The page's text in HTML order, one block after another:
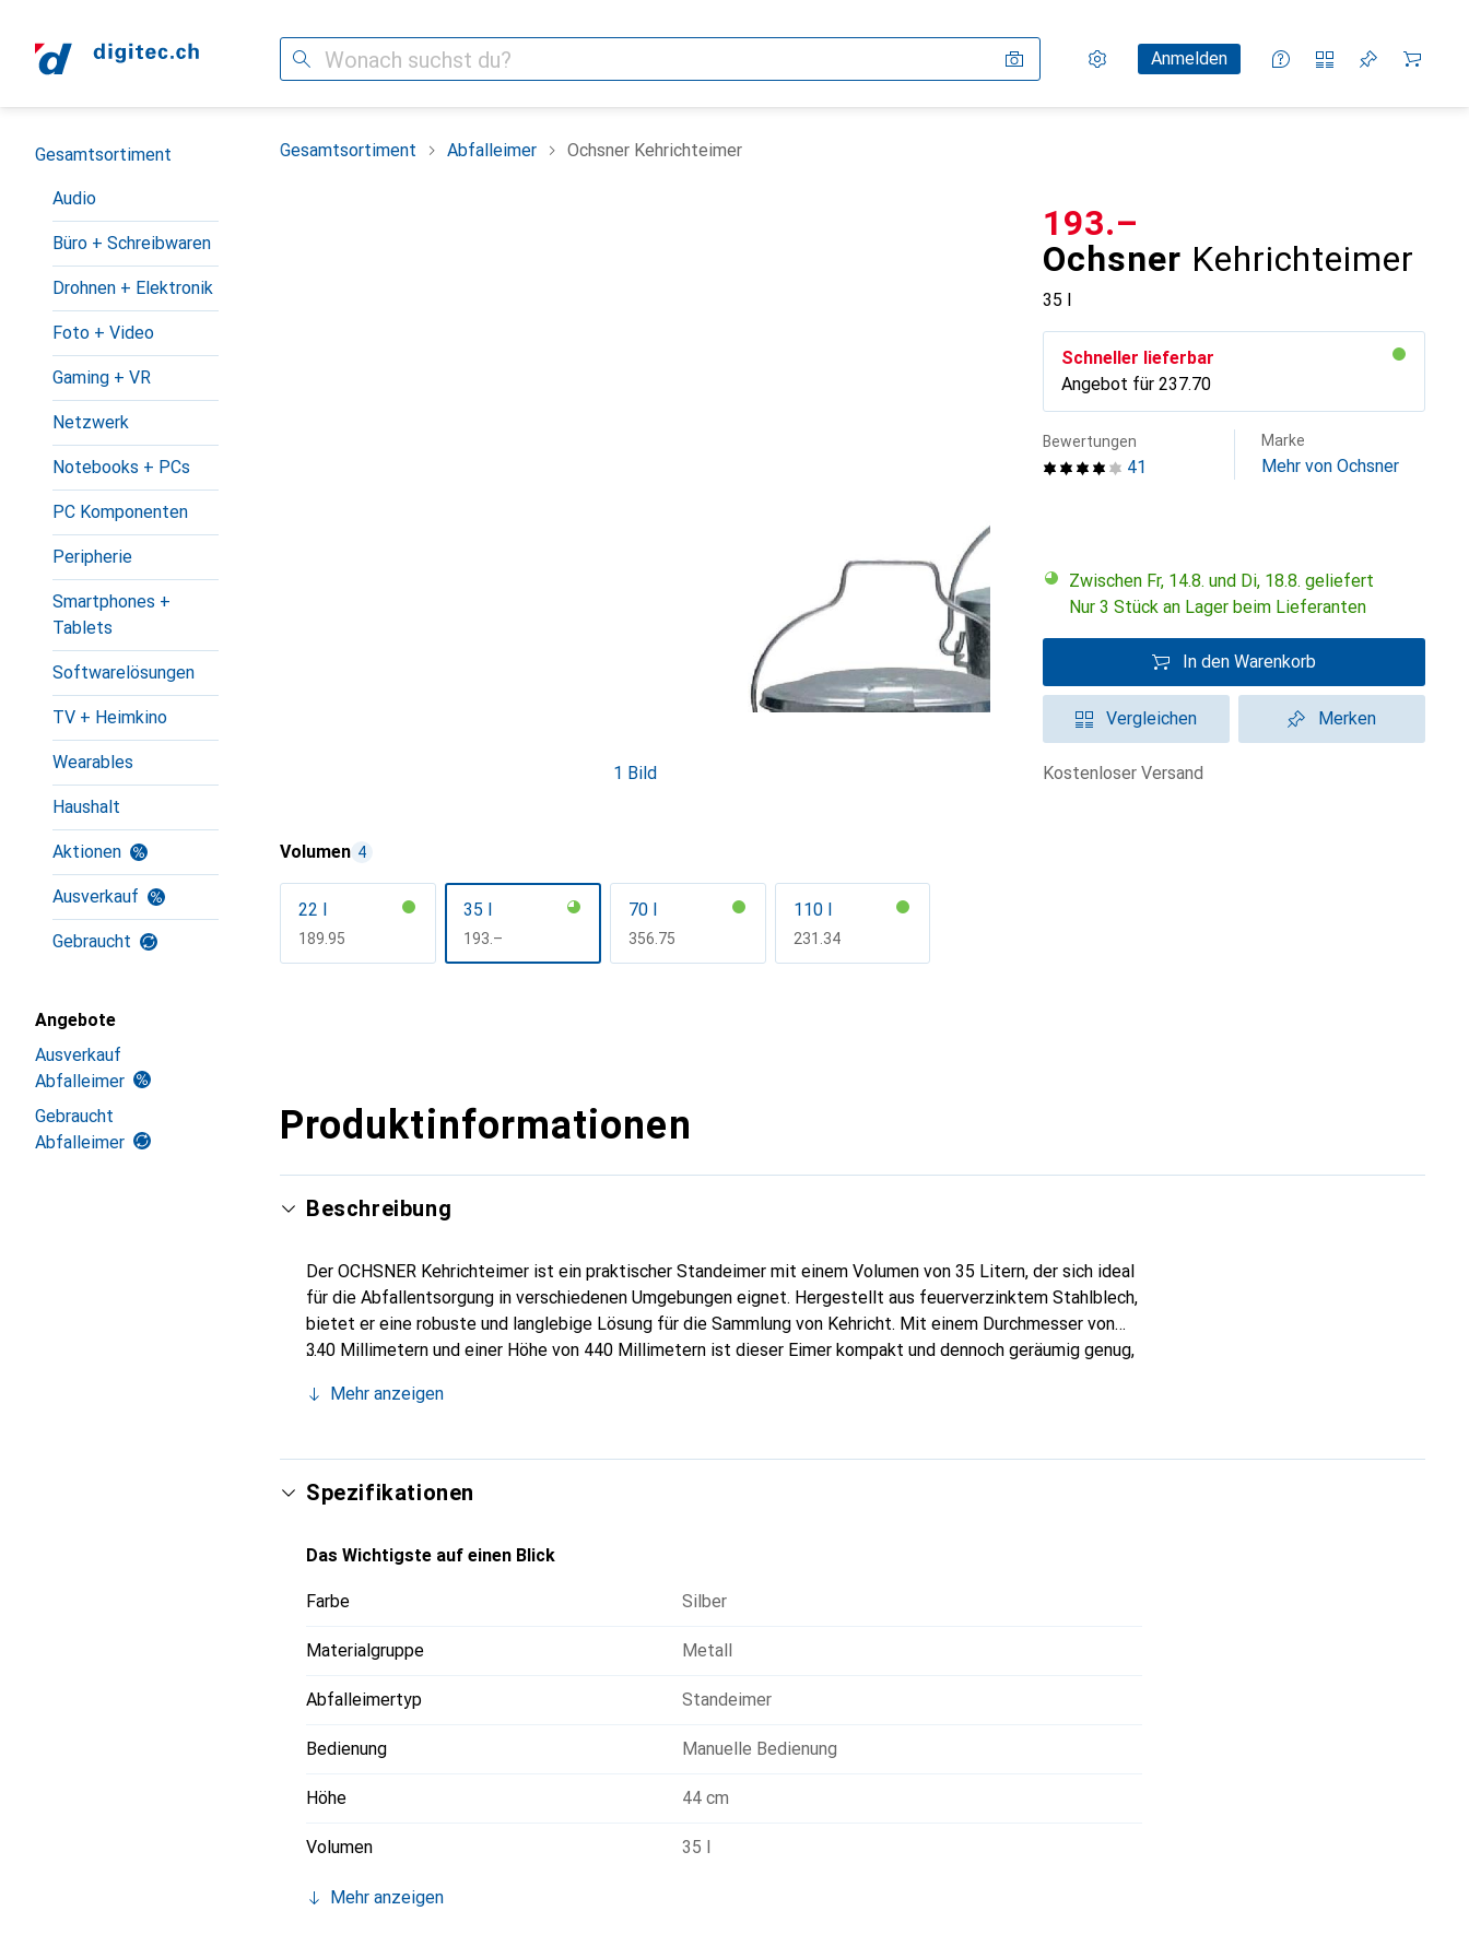
Suche Einstellungen
KundenkontoAnmelden
Vergleichslisten
Merklisten
Warenkorb
Navigation nach Kategorien
Gesamtsortiment
Audio
Büro + Schreibwaren
Drohnen + Elektronik
Foto + Video
Gaming + VR
Netzwerk
Notebooks + PCs
PC Komponenten
Peripherie
Smartphones +
Tablets
Softwarelösungen
TV + Heimkino
Wearables
Haushalt
Aktionen
Ausverkauf
Gebraucht
Angebote
Ausverkauf
Abfalleimer
Gebraucht
Abfalleimer
Gesamtsortiment Abfalleimer Ochsner Kehrichteimer
1 Bild
Ochsner Kehrichteimer
35 l
CHF
193.–
Schneller lieferbar
Angebot für CHF
237.70
41
Bewertungen Marke
Mehr von Ochsner
Zwischen Fr, 14.8. und Di, 18.8. geliefert
Nur 3 Stück an Lager beim Lieferanten
In den Warenkorb
Vergleichen Merken
kostenloser Versand
Volumen 4
22 l
CHF
189.95
35 l
CHF
193.–
70 l
CHF
356.75
110 l
CHF
231.34
Produktinformationen
Beschreibung
Der OCHSNER Kehrichteimer ist ein praktischer Standeimer mit einem Volumen von 35 Litern, der sich ideal
für die Abfallentsorgung in verschiedenen Umgebungen eignet. Hergestellt aus feuerverzinktem Stahlblech,
bietet er eine robuste und langlebige Lösung für die Sammlung von Kehricht. Mit einem Durchmesser von
340 Millimetern und einer Höhe von 440 Millimetern ist dieser Eimer kompakt und dennoch geräumig genug,
während der integrierte Bügel für zusätzlichen Komfort sorgt. Der Kehrichteimer ist in einem schlichten
als auch für den Aussenbereich und ist eine zuverlässige Wahl für Haushalte, Büros oder öffentliche
Einrichtungen, die Wert auf eine ordentliche und effiziente Abfallentsorgung legen.
Mehr anzeigen
Spezifikationen
Das Wichtigste auf einen Blick
Farbe Silber
Materialgruppe Metall
Abfalleimertyp Standeimer
Bedienung Manuelle Bedienung
Höhe 44 cm
Volumen 35 l
Mehr anzeigen